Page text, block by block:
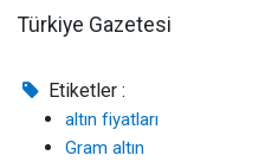
Türkiye Gazetesi
Etiketler :
altın fiyatları
Gram altın